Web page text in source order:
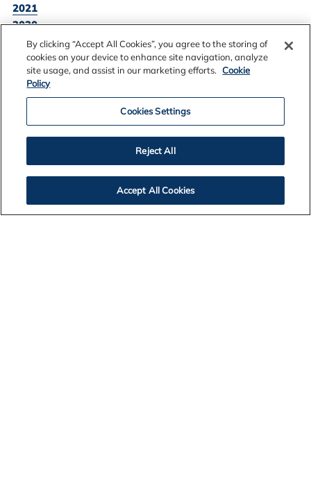
2021
2020
2019
VOLTAR A LISTAGEM DE NOTÍCIAS
By clicking “Accept All Cookies”, you agree to the storing of
cookies on your device to enhance site navigation, analyze
site usage, and assist in our marketing efforts. Cookie
Policy
Cookies Settings
Reject All
Accept All Cookies